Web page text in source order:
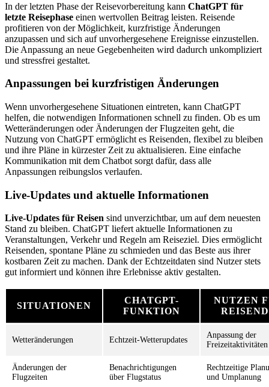
In der letzten Phase der Reisevorbereitung kann ChatGPT für
letzte Reisephase einen wertvollen Beitrag leisten. Reisende
profitieren von der Möglichkeit, kurzfristige Änderungen
anzupassen und sich auf unvorhergesehene Ereignisse einzustellen.
Die Anpassung an neue Gegebenheiten wird dadurch unkompliziert
und stressfrei gestaltet.
Anpassungen bei kurzfristigen Änderungen
Wenn unvorhergesehene Situationen eintreten, kann ChatGPT
helfen, die notwendigen Informationen schnell zu finden. Ob es um
Wetteränderungen oder Änderungen der Flugzeiten geht, die
Nutzung von ChatGPT ermöglicht es Reisenden, flexibel zu bleiben
und ihre Pläne in kürzester Zeit zu aktualisieren. Eine einfache
Kommunikation mit dem Chatbot sorgt dafür, dass alle
Anpassungen reibungslos verlaufen.
Live-Updates und aktuelle Informationen
Live-Updates für Reisen sind unverzichtbar, um auf dem neuesten
Stand zu bleiben. ChatGPT liefert aktuelle Informationen zu
Veranstaltungen, Verkehr und Regeln am Reiseziel. Dies ermöglicht
Reisenden, spontane Pläne zu schmieden und das Beste aus ihrer
kostbaren Zeit zu machen. Dank der Echtzeitdaten sind Nutzer stets
gut informiert und können ihre Erlebnisse aktiv gestalten.
SITUATIONEN
CHATGPT-
FUNKTION
NUTZEN
Wetteränderungen Echtzeit-Wetterupdates
Anpassung der
Freizeitaktivitäten
Änderungen der
Flugzeiten
Benachrichtigungen
über Flugstatus
Rechtzeitige
und Umplanung